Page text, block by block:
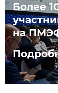
Более
на